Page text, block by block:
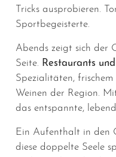
Tricks ausprobieren.
Sportbegeisterte.
Abends zeigt sich der
Seite. Restaurants
Spezialitäten, frischem
Weinen der Region.
das entspannte,
Ein Aufenthalt in den
diese doppelte Seele